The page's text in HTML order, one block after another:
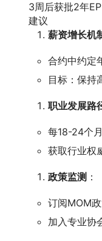
3周后获批2年
建议
薪资增长机
合约中约定
目标：保持
职业发展路
每18-24个
获取行业权
政策监测 ：
订阅MOM
加入专业协